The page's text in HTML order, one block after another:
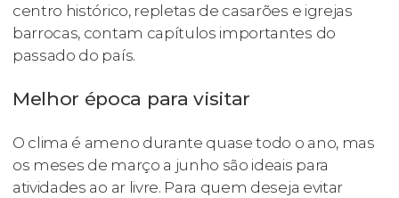
centro histórico, repletas de casarões e igrejas
barrocas, contam capítulos importantes do
passado do país.
Melhor época para visitar
O clima é ameno durante quase todo o ano, mas
os meses de março a junho são ideais para
atividades ao ar livre. Para quem deseja evitar